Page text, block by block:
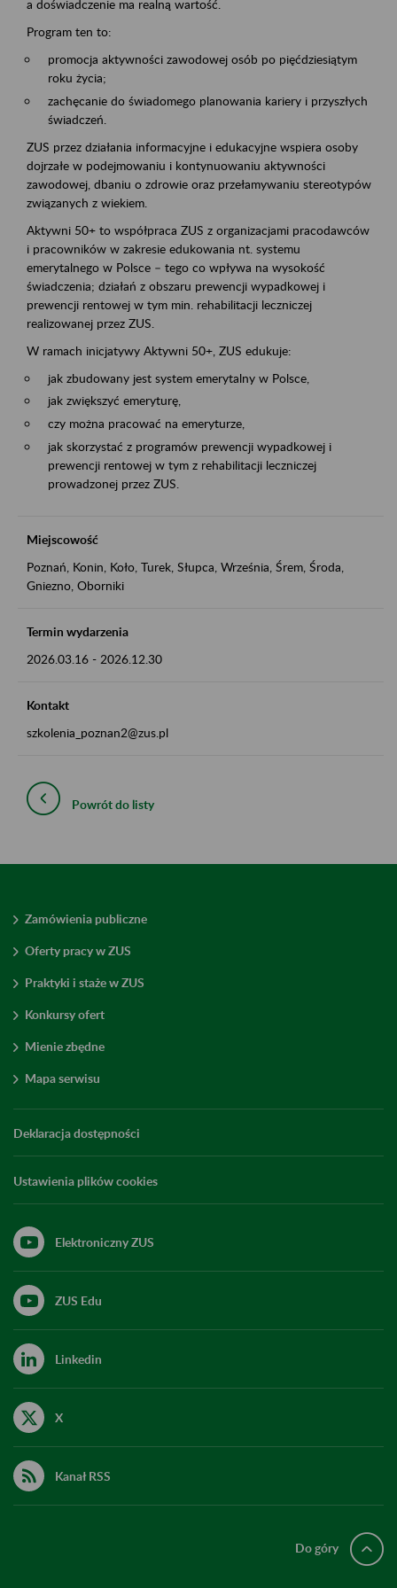
a doświadczenie ma realną wartość.
Program ten to:
promocja aktywności zawodowej osób po pięćdziesiątym
roku życia;
zachęcanie do świadomego planowania kariery i przyszłych
świadczeń.
ZUS przez działania informacyjne i edukacyjne wspiera osoby
dojrzałe w podejmowaniu i kontynuowaniu aktywności
zawodowej, dbaniu o zdrowie oraz przełamywaniu stereotypów
związanych z wiekiem.
Aktywni 50+ to współpraca ZUS z organizacjami pracodawców
i pracowników w zakresie edukowania nt. systemu
emerytalnego w Polsce – tego co wpływa na wysokość
świadczenia; działań z obszaru prewencji wypadkowej i
prewencji rentowej w tym min. rehabilitacji leczniczej
realizowanej przez ZUS.
W ramach inicjatywy Aktywni 50+, ZUS edukuje:
jak zbudowany jest system emerytalny w Polsce,
jak zwiększyć emeryturę,
czy można pracować na emeryturze,
jak skorzystać z programów prewencji wypadkowej i
prewencji rentowej w tym z rehabilitacji leczniczej
prowadzonej przez ZUS.
Miejscowość
Poznań, Konin, Koło, Turek, Słupca, Września, Śrem, Środa,
Gniezno, Oborniki
Termin wydarzenia
2026.03.16 - 2026.12.30
Kontakt
szkolenia_poznan2@zus.pl
Powrót do listy
Zamówienia publiczne
Oferty pracy w ZUS
Praktyki i staże w ZUS
Konkursy ofert
Mienie zbędne
Mapa serwisu
Deklaracja dostępności
Ustawienia plików cookies
Elektroniczny ZUS
ZUS Edu
Linkedin
X
Kanał RSS
Do góry